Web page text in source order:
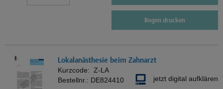
Bogen drucken
Lokalanästhesie beim Zahnarzt
Kurzcode: Z-LA
Bestellnr.: DE824410 jetzt digital aufklären